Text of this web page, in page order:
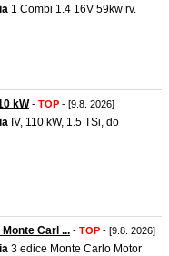
1 Combi 1.4 16V 59kw rv.
kW- TOP - [9.8. 2026]
IV, 110 kW, 1.5 TSi, do
Monte Carl ... - TOP - [9.8. 2026]
3 edice Monte Carlo Motor